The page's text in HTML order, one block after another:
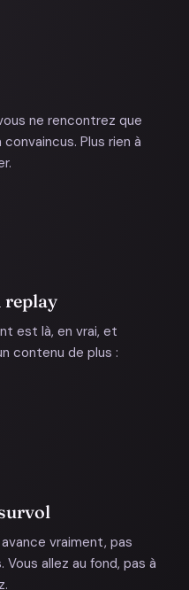
ne rencontrez que
Plus rien à
replay
est là, en vrai, et
contenu de plus :
vraiment, pas
allez au fond, pas à